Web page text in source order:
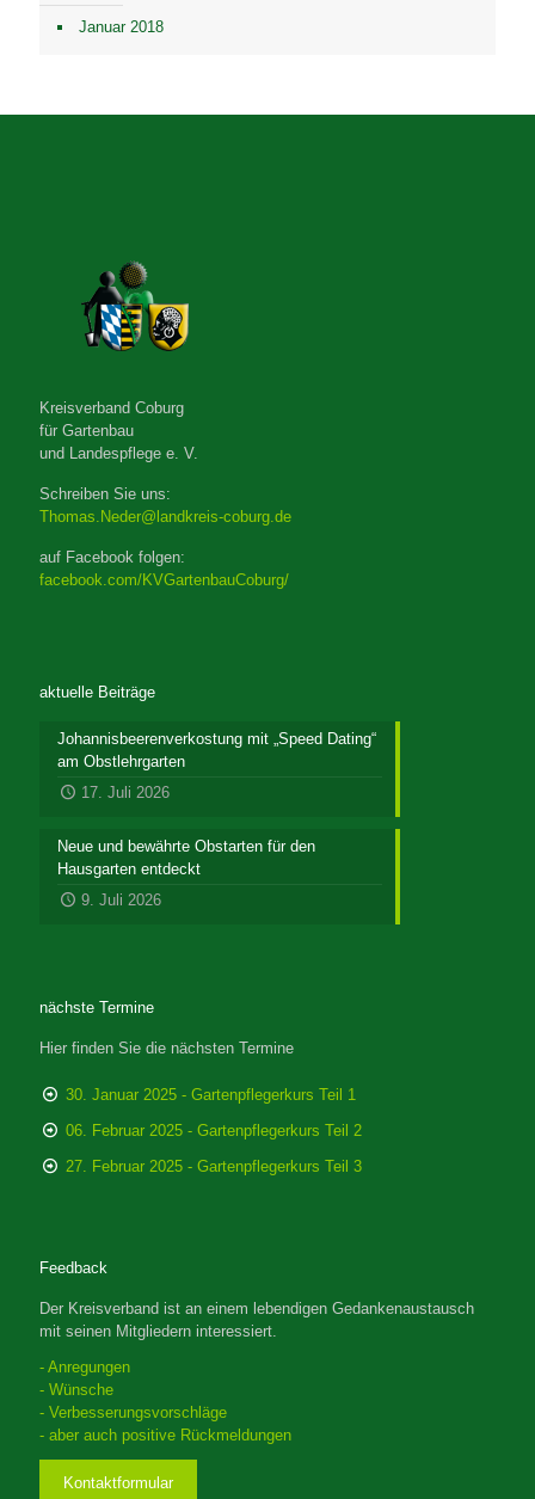
Januar 2018
Kreisverband Coburg
für Gartenbau
und Landespflege e. V.
Schreiben Sie uns:
Thomas.Neder@landkreis-coburg.de
auf Facebook folgen:
facebook.com/KVGartenbauCoburg/
aktuelle Beiträge
Johannisbeerenverkostung mit „Speed Dating“
am Obstlehrgarten
17. Juli 2026
Neue und bewährte Obstarten für den
Hausgarten entdeckt
9. Juli 2026
nächste Termine
Hier finden Sie die nächsten Termine
30. Januar 2025 - Gartenpflegerkurs Teil 1
06. Februar 2025 - Gartenpflegerkurs Teil 2
27. Februar 2025 - Gartenpflegerkurs Teil 3
Feedback
Der Kreisverband ist an einem lebendigen Gedankenaustausch
mit seinen Mitgliedern interessiert.
- Anregungen
- Wünsche
- Verbesserungsvorschläge
- aber auch positive Rückmeldungen
Kontaktformular